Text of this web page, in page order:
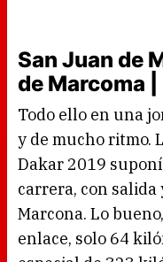
San Juan de
de Marcoma
Todo ello en una
y de mucho ritmo.
Dakar 2019
carrera, con salida
Marcona. Lo
enlace, solo 64